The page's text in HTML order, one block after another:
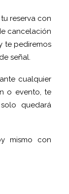
reserva con
cancelación
te pediremos
señal.
cualquier
o evento, te
quedará
mismo con